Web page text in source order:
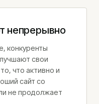
непрерывно
конкуренты
свои
что активно и
сайт со
не продолжает